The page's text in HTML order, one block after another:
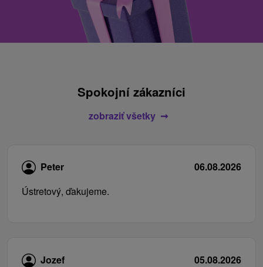
Spokojní zákazníci
zobraziť všetky
Peter
06.08.2026
Ústretový, ďakujeme.
Jozef
05.08.2026